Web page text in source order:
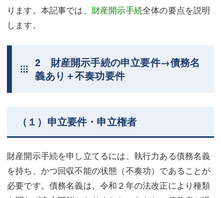
ります。本記事では、 財産開示手続全体の要点を説明
します。
2 財産開示手続の申立要件→債務名
義あり＋不奏功要件
（１）申立要件・申立権者
財産開示手続を申し立てるには、執行力ある債務名義
を持ち、かつ回収不能の状態（不奏功）であることが
必要です。債務名義は、令和２年の法改正により種類